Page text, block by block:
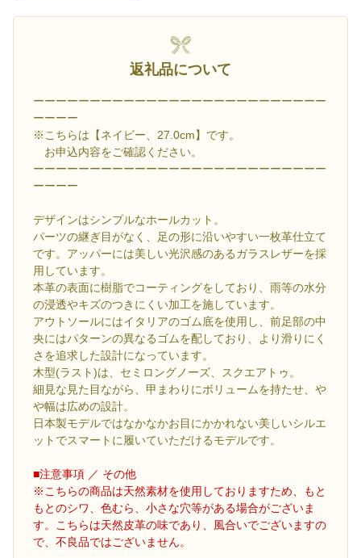
返礼品について
ーーーーーーーーーーーーーーーーーーーーーーーーーー
ーーーー
※こちらは【ネイビー、27.0cm】です。
お申込内容をご確認ください。
ーーーーーーーーーーーーーーーーーーーーーーーーーー
ーーーー
デザインはシンプルなホールカット。
パーツの継ぎ目がなく、足の形に沿いやすい一枚革仕立て
です。アッパーには美しい光沢感のあるガラスレザーを採
用しています。
本革の表面に樹脂でコーティングをしており、雨等の水分
の浸透やキズのつきにくい加工を施しています。
アウトソールにはイタリアのゴム底を使用し、前足部の中
央にはパターンの異なるゴムを配しており、より滑りにく
さを追求した設計になっています。
木型(ラスト)は、セミロングノーズ、スクエアトゥ。
細見な見た目ながら、甲まわりにボリュームを持たせ、や
や幅は広めの設計。
日本製モデルではなかなかお目にかかれない美しいシルエ
ットでスマートに履いていただけるモデルです。
■注意事項 ／ その他
※こちらの商品は天然素材を使用しておりますため、もと
もとのシワ、色むら、小さな穴等がある場合がございま
す。こちらは天然皮革の味であり、風合いでございますの
で、不良品ではございません。